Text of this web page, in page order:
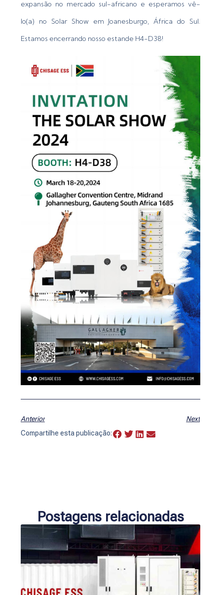
expansão no mercado sul-africano e esperamos vê-
lo(a) no Solar Show em Joanesburgo, África do Sul.
Estamos encerrando nosso estande H4-D38!
Anterior
Next
Compartilhe esta publicação:
Postagens relacionadas